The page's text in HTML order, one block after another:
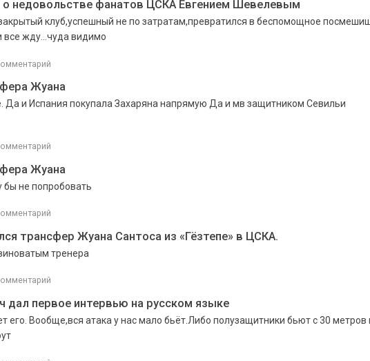
недовольстве фанатов ЦСКА Евгением Шевелевым
клуб,успешный не по затратам,превратился в беспомощное
все жду...чуда видимо
Жуана
Да и Испания покупала Захаряна напрямую Да и мв защитником Севильи
Жуана
не попробовать
трансфер Жуана Сантоса из «Гёзтепе» в ЦСКА.
тренера
первое интервью на русском языке
его. Вообще,вся атака у нас мало бьёт.Либо полузащитники бьют с 30 метров